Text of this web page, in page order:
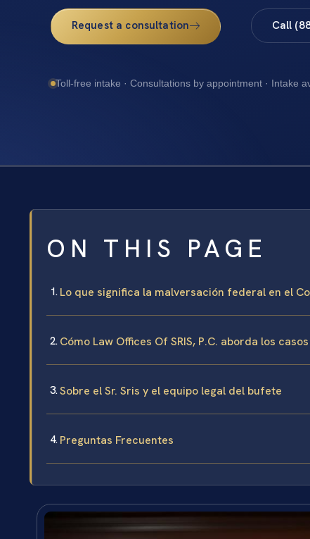
Request a consultation Call
Toll-free intake · Consultations by appointment · Intake
ON THIS PAGE
Lo que significa la malversación federal en el
Cómo Law Offices Of SRIS, P.C. aborda los
Sobre el Sr. Sris y el equipo legal del bufete
Preguntas Frecuentes